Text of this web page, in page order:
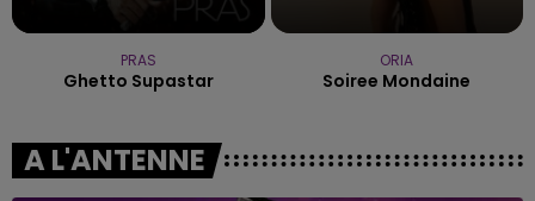
PRAS
Ghetto Supastar
ORIA
Soiree Mondaine
A L'ANTENNE